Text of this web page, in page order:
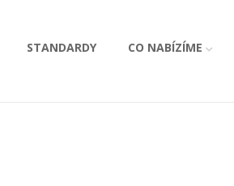
STANDARDY CO NABÍZÍME